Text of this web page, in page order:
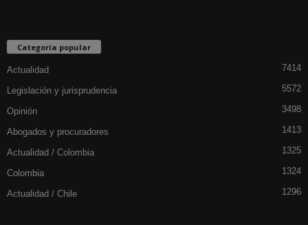
Categoría popular
Actualidad 7414
Legislación y jurisprudencia 5572
Opinión 3498
Abogados y procuradores 1413
Actualidad / Colombia 1325
Colombia 1324
Actualidad / Chile 1296